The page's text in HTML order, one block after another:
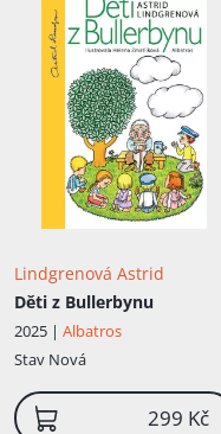
Lindgrenová Astrid
Děti z Bullerbynu
2025 | Albatros
Stav Nová
299 Kč